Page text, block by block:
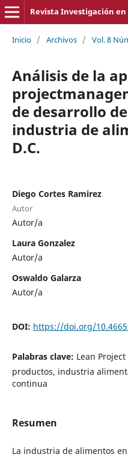
Inicio / Archivos / Vol. 8
Análisis de la
de desarrollo
industria de
D.C.
Diego Cortes Ramirez
Autor
Autor/a
Laura Gonzalez
Autor/a
Oswaldo Galarza
Autor/a
DOI: https://doi.org/
Palabras clave: Lean
productos, industria
continua
Resumen
La industria de alimentos